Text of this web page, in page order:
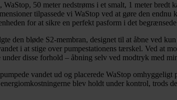
50 meter nedstrøms i et smalt, 1 meter
tilpassede vi WaStop ved at gøre den
for at sikre en perfekt pasform i det
den bløde S2-membran, designet til at åbne ved
i at stige over pumpestationens tærskel. Ved at
disse forhold – åbning selv ved modtryk med
vandet ud og placerede WaStop
blev holdt under kontrol, trods